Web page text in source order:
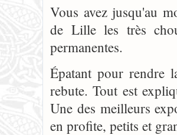
Vous avez jusqu'au
de Lille les très
permanentes.
Épatant pour rendre
rebute. Tout est
Une des meilleurs
en profite, petits et